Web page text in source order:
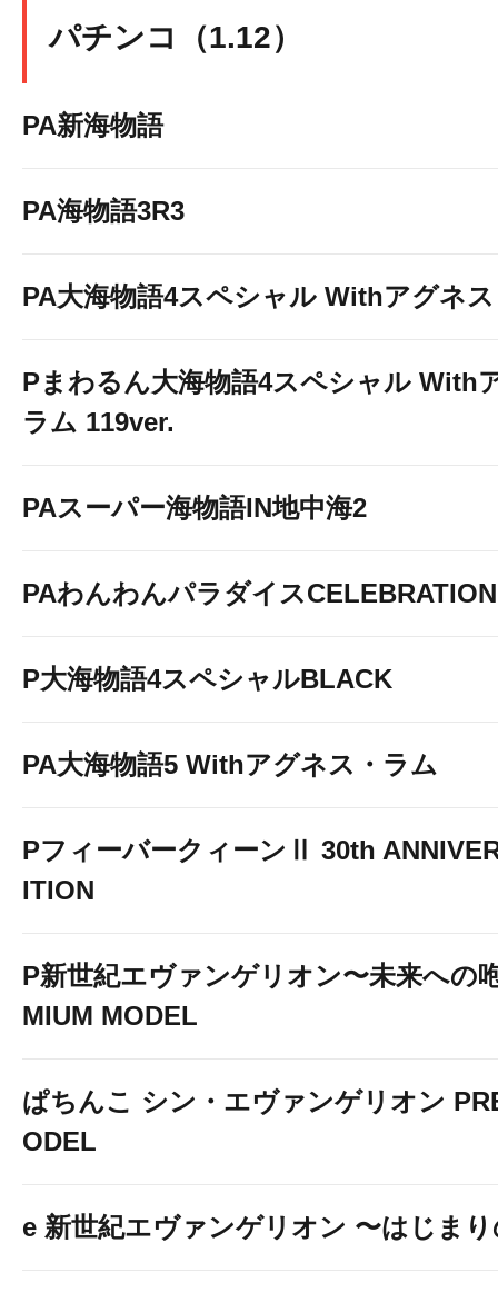
パチンコ（1.12）
PA新海物語
PA海物語3R3
PA大海物語4スペシャル Withアグネ
Pまわるん大海物語4スペシャル With
ラム 119ver.
PAスーパー海物語IN地中海2
PAわんわんパラダイスCELEBRATION
P大海物語4スペシャルBLACK
PA大海物語5 Withアグネス・ラム
PフィーバークィーンⅡ 30th
ITION
P新世紀エヴァンゲリオン〜未来への
MIUM MODEL
ぱちんこ シン・エヴァンゲリオン
ODEL
e 新世紀エヴァンゲリオン 〜はじま